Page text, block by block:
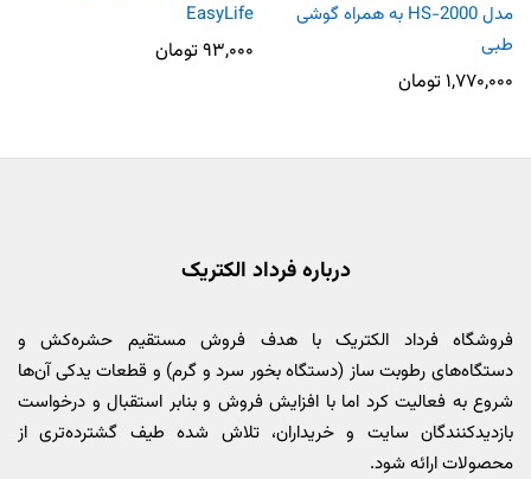
مدل HS-2000 به همراه گوشی
طبی
۱,۷۷۰,۰۰۰ تومان
EasyLife
۹۳,۰۰۰تومان
درباره فرداد الکتریک
فروشگاه فرداد الکتریک با هدف فروش مستقیم حشره‌کش و
دستگاه‌های رطوبت ساز (دستگاه بخور سرد و گرم) و قطعات یدکی آن‌ها
شروع به فعالیت کرد اما با افزایش فروش و بنابر استقبال و درخواست
بازدیدکنندگان سایت و خریداران، تلاش شده طیف گشترده‌تری از
محصولات ارائه شود.